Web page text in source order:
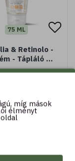
75 ML
& Retinolo -
- Tápláló és
kézkrém
Ft
míg mások
élményt